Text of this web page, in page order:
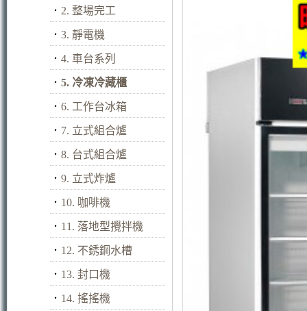
． 2. 整場完工
． 3. 靜電機
． 4. 車台系列
． 5. 冷凍冷藏櫃
． 6. 工作台冰箱
． 7. 立式組合爐
． 8. 台式組合爐
． 9. 立式炸爐
． 10. 咖啡機
． 11. 落地型攪拌機
． 12. 不銹鋼水槽
． 13. 封口機
． 14. 搖搖機